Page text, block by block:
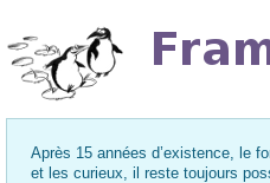
Après 15 années d’existence, le
et les curieux, il reste toujours